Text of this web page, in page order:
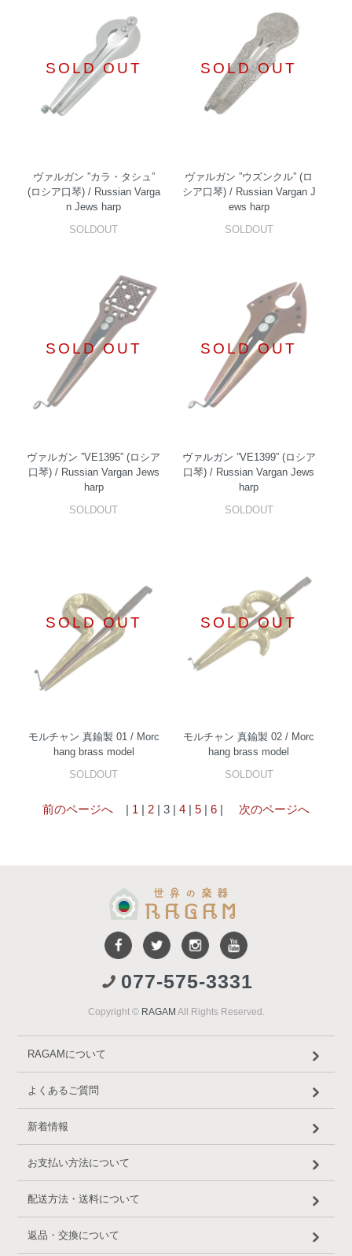
SOLD OUT
ヴァルガン ”カラ・タシュ”
(ロシア口琴) / Russian Varga
n Jews harp
SOLDOUT
SOLD OUT
ヴァルガン ”ウズンクル” (ロ
シア口琴) / Russian Vargan J
ews harp
SOLDOUT
SOLD OUT
ヴァルガン ”VE1395” (ロシア
口琴) / Russian Vargan Jews
harp
SOLDOUT
SOLD OUT
ヴァルガン ”VE1399” (ロシア
口琴) / Russian Vargan Jews
harp
SOLDOUT
SOLD OUT
モルチャン 真鍮製 01 / Morc
hang brass model
SOLDOUT
SOLD OUT
モルチャン 真鍮製 02 / Morc
hang brass model
SOLDOUT
前のページへ | 1 | 2 | 3 | 4 | 5 | 6 | 次のページへ
077-575-3331
Copyright © RAGAM All Rights Reserved.
RAGAMについて
よくあるご質問
新着情報
お支払い方法について
配送方法・送料について
返品・交換について